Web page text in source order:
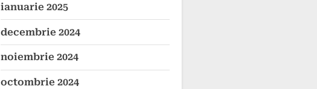
ianuarie 2025
decembrie 2024
noiembrie 2024
octombrie 2024